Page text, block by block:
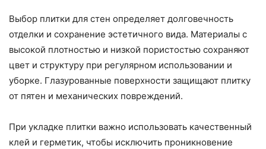
Выбор плитки для стен определяет долговечность
отделки и сохранение эстетичного вида. Материалы с
высокой плотностью и низкой пористостью сохраняют
цвет и структуру при регулярном использовании и
уборке. Глазурованные поверхности защищают плитку
от пятен и механических повреждений.
При укладке плитки важно использовать качественный
клей и герметик, чтобы исключить проникновение